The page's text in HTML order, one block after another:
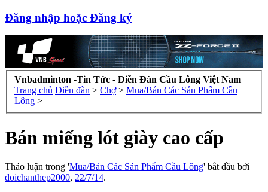
Đăng nhập hoặc Đăng ký
Vnbadminton -Tin Tức - Diễn Đàn Cầu Lông Việt Nam
Trang chủ Diễn đàn > Chợ > Mua/Bán Các Sản Phẩm Cầu
Lông >
Bán miếng lót giày cao cấp
Thảo luận trong 'Mua/Bán Các Sản Phẩm Cầu Lông' bắt đầu bởi
doichanthep2000, 22/7/14.